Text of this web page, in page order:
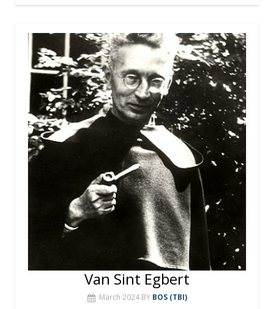
Van Sint Egbert
March 2024 BY BOS (TBI)